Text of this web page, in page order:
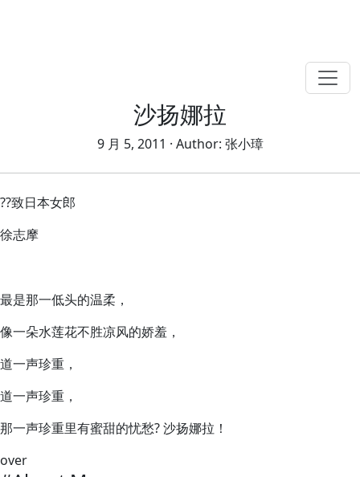
沙扬娜拉
9 月 5, 2011 · Author: 张小璋
??致日本女郎
徐志摩
最是那一低头的温柔，
像一朵水莲花不胜凉风的娇羞，
道一声珍重，
道一声珍重，
那一声珍重里有蜜甜的忧愁? 沙扬娜拉！
over